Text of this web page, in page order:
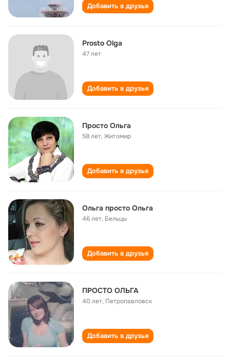
Добавить в друзья
Prosto Olga
47 лет
Добавить в друзья
Просто Ольга
58 лет,Житомир
Добавить в друзья
Ольга просто Ольга
46 лет, Бельцы
Добавить в друзья
ПРОСТО ОЛЬГА
40 лет, Петропавловск
Добавить в друзья